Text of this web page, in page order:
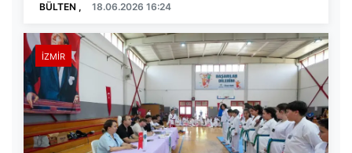
BÜLTEN , 18.06.2026 16:24
İZMIR